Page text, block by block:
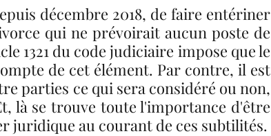
décembre 2018, de faire entériner
qui ne prévoirait aucun poste de
1321 du code judiciaire impose que le
de cet élément. Par contre, il est
parties ce qui sera considéré ou non,
là se trouve toute l'importance d'être
juridique au courant de ces subtilités.